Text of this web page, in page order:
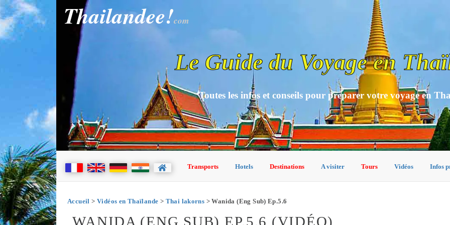
Thailandee!com
Le Guide du Voyage en
Toutes les infos et conseils pour préparer votre voyage en
Transports Hotels Destinations A visiter Tours Vidéos Infos
Accueil > Vidéos en Thaïlande > Thai lakorns > Wanida (Eng Sub) Ep.5.6
WANIDA (ENG SUB) EP.5.6 (VIDÉO)